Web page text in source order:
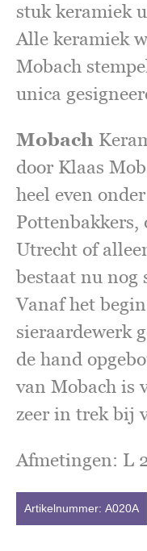
stuk keramiek
Alle keramiek
Mobach
unica
Mobach
door Klaas
heel even
Pottenbakkers,
Utrecht of
bestaat nu nog
Vanaf het
sieraardewerk
de hand
van Mobach is
zeer in trek bij
Afmetingen: L
Artikelnummer: A020A